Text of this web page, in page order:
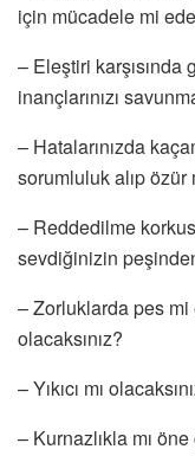
için mücadele mi
– Eleştiri
inançlarınızı
– Hatalarınızda
sorumluluk alıp
– Reddedilme
sevdiğinizin
– Zorluklarda pes
olacaksınız?
– Yıkıcı mı
– Kurnazlıkla mı